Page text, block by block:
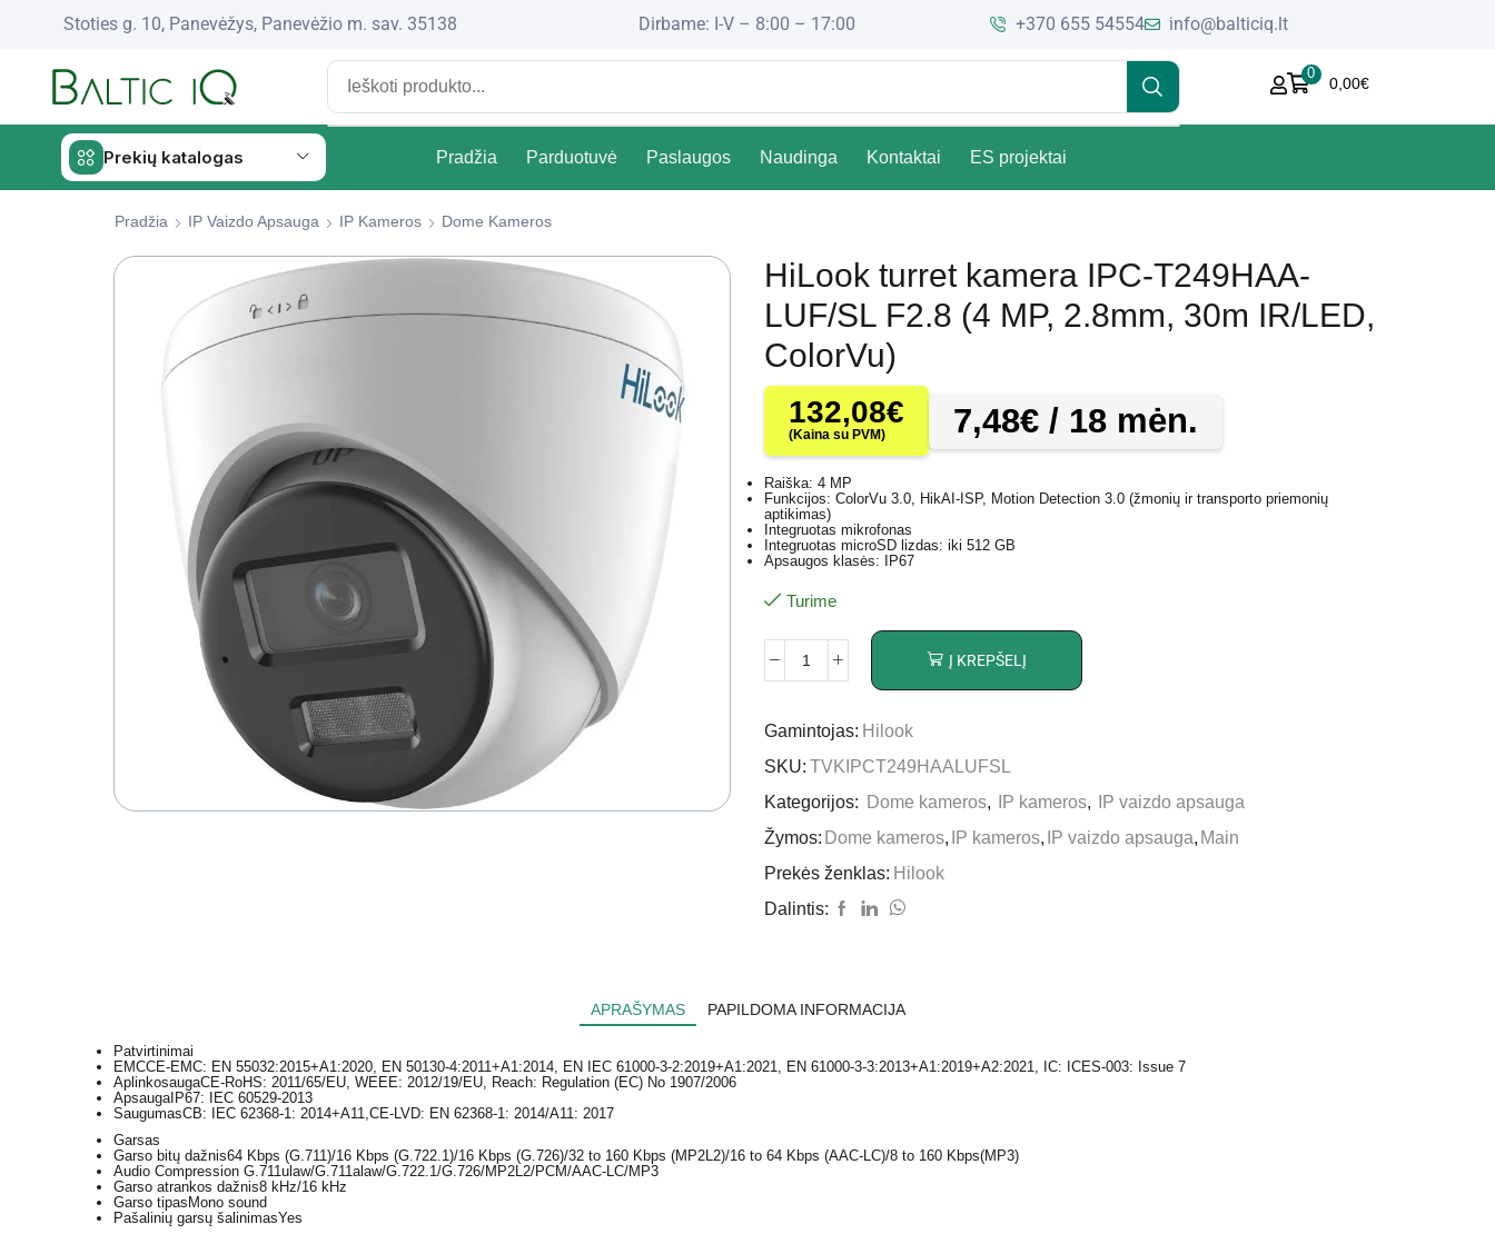
Stoties g. 10, Panevėžys, Panevėžio m. sav. 35138 Dirbame: I-V – 8:00 – 17:00 +370 655 54554 info@balticiq.lt
0
0,00€
Prekių katalogas Pradžia Parduotuvė Paslaugos Naudinga Kontaktai ES projektai
Pradžia IP Vaizdo Apsauga IP Kameros Dome Kameros
HiLook turret kamera IPC-T249HAA-
LUF/SL F2.8 (4 MP, 2.8mm, 30m IR/LED,
ColorVu)
132,08€
(Kaina su PVM) 7,48€ / 18 mėn.
Raiška: 4 MP
Funkcijos: ColorVu 3.0, HikAI-ISP, Motion Detection 3.0 (žmonių ir transporto priemonių
aptikimas)
Integruotas mikrofonas
Integruotas microSD lizdas: iki 512 GB
Apsaugos klasės: IP67
Turime
Į KREPŠELĮ
Gamintojas: Hilook
SKU: TVKIPCT249HAALUFSL
Kategorijos:
Dome kameros, IP kameros,
IP vaizdo apsauga
Žymos: Dome kameros, IP kameros, IP vaizdo apsauga, Main
Prekės ženklas: Hilook
Dalintis:
APRAŠYMAS PAPILDOMA INFORMACIJA
Patvirtinimai
EMCCE-EMC: EN 55032:2015+A1:2020, EN 50130-4:2011+A1:2014, EN IEC 61000-3-2:2019+A1:2021, EN 61000-3-3:2013+A1:2019+A2:2021, IC: ICES-003: Issue 7
AplinkosaugaCE-RoHS: 2011/65/EU, WEEE: 2012/19/EU, Reach: Regulation (EC) No 1907/2006
ApsaugaIP67: IEC 60529-2013
SaugumasCB: IEC 62368-1: 2014+A11,CE-LVD: EN 62368-1: 2014/A11: 2017
Garsas
Garso bitų dažnis64 Kbps (G.711)/16 Kbps (G.722.1)/16 Kbps (G.726)/32 to 160 Kbps (MP2L2)/16 to 64 Kbps (AAC-LC)/8 to 160 Kbps(MP3)
Audio Compression G.711ulaw/G.711alaw/G.722.1/G.726/MP2L2/PCM/AAC-LC/MP3
Garso atrankos dažnis8 kHz/16 kHz
Garso tipasMono sound
Pašalinių garsų šalinimasYes